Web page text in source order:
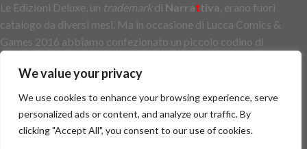
We value your privacy
We use cookies to enhance your browsing experience, serve
personalized ads or content, and analyze our traffic. By
clicking "Accept All", you consent to our use of cookies.
Le Edizioni Deluxe, un trademarkdi Narrattiva , erano fuori
catalogo da diversi mesi. Ma in occasione di Lucca Comics &
Games 2016 abbiamo confezionato un piccolo codino di
saranno altre. I materiali sono completamente terminati.
Non dite che non vi era stato detto …
Stay Tuned